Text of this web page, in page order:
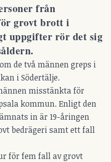
från
grovt brott i
uppgifter rör det sig
de två männen greps i
i Södertälje.
misstänkta för
kommun. Enligt den
in är 19-åringen
bedrägeri samt ett fall
för fem fall av grovt